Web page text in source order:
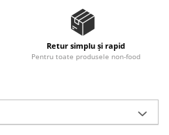
Retur simplu și rapid
Pentru toate produsele non-food